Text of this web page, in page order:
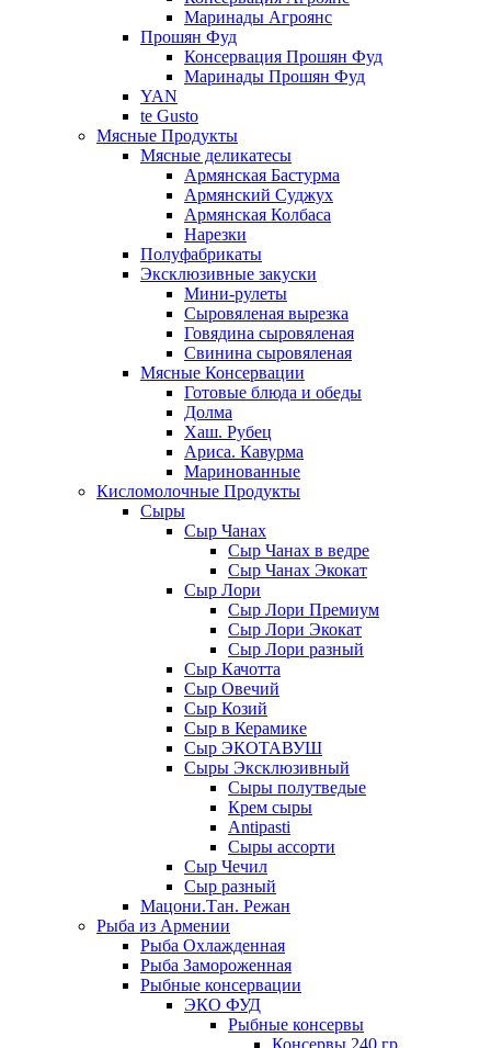
Маринады Агроянс
Прошян Фуд
Консервация Прошян Фуд
Маринады Прошян Фуд
YAN
te Gusto
Мясные Продукты
Мясные деликатесы
Армянская Бастурма
Армянский Суджух
Армянская Колбаса
Нарезки
Полуфабрикаты
Эксклюзивные закуски
Мини-рулеты
Сыровяленая вырезка
Говядина сыровяленая
Свинина сыровяленая
Мясные Консервации
Готовые блюда и обеды
Долма
Хаш. Рубец
Ариса. Кавурма
Маринованные
Кисломолочные Продукты
Сыры
Сыр Чанах
Сыр Чанах в ведре
Сыр Чанах Экокат
Сыр Лори
Сыр Лори Премиум
Сыр Лори Экокат
Сыр Лори разный
Сыр Качотта
Сыр Овечий
Сыр Козий
Сыр в Керамике
Сыр ЭКОТАВУШ
Сыры Эксклюзивный
Сыры полутведые
Крем сыры
Antipasti
Сыры ассорти
Сыр Чечил
Сыр разный
Мацони.Тан. Режан
Рыба из Армении
Рыба Охлажденная
Рыба Замороженная
Рыбные консервации
ЭКО ФУД
Рыбные консервы
Консервы 240 гр.